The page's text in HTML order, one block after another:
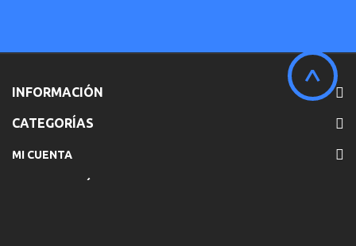
INFORMACIÓN
CATEGORÍAS
MI CUENTA
^